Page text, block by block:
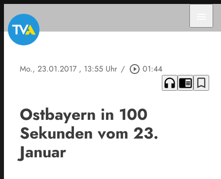
Mo., 23.01.2017 , 13:55 Uhr / play_circle_outline 01:44
headphones chrome_reader_mode bookmark_border
Ostbayern in 100
Sekunden vom 23.
Januar